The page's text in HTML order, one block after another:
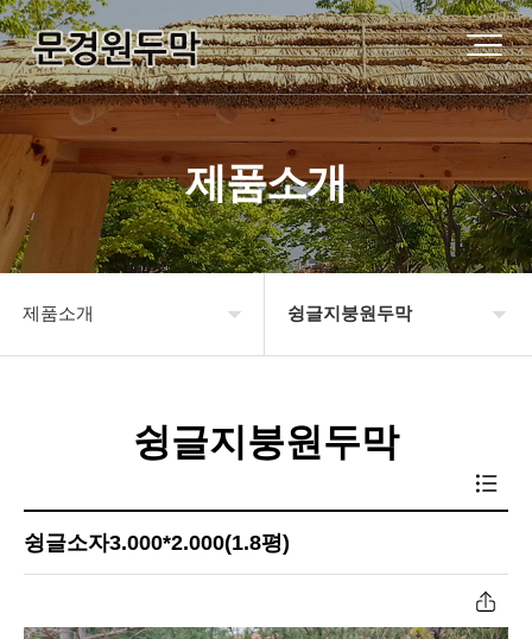
제품소개
제품소개
공장작업과정
슁글지붕원두막
강판기와원두막
너와지붕원두막
슁글지붕원두막
슁글소자3.000*2.000(1.8평)